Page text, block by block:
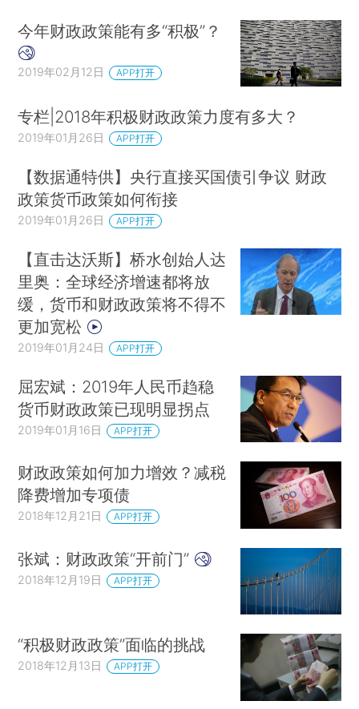
今年财政政策能有多“积极”？
2019年02月12日 APP打开
专栏|2018年积极财政政策力度有多大？
2019年01月26日 APP打开
【数据通特供】央行直接买国债引争议 财政
政策货币政策如何衔接
2019年01月26日 APP打开
【直击达沃斯】桥水创始人达
里奥：全球经济增速都将放
缓，货币和财政政策将不得不
更加宽松
2019年01月24日 APP打开
屈宏斌：2019年人民币趋稳
货币财政政策已现明显拐点
2019年01月16日 APP打开
财政政策如何加力增效？减税
降费增加专项债
2018年12月21日 APP打开
张斌：财政政策“开前门”
2018年12月19日 APP打开
“积极财政政策”面临的挑战
2018年12月13日 APP打开